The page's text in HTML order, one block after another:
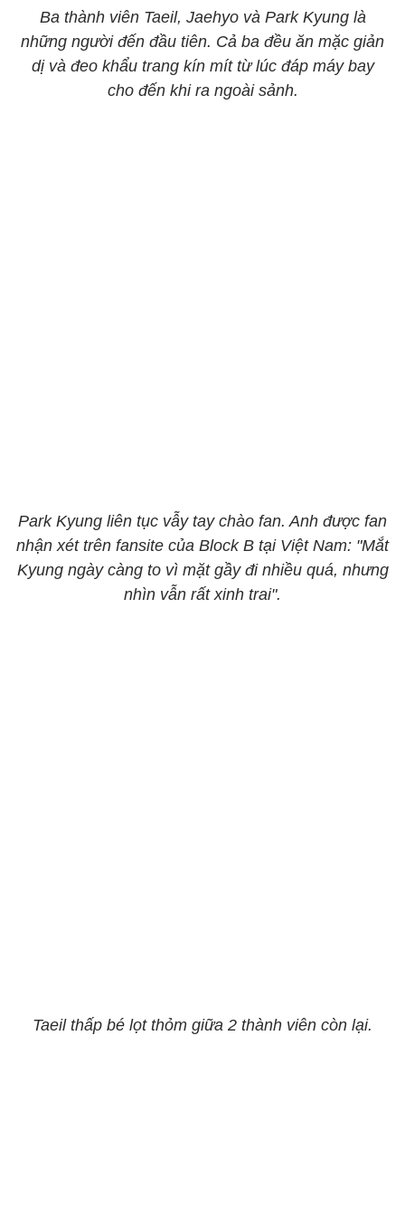
Ba thành viên Taeil, Jaehyo và Park Kyung là
những người đến đầu tiên. Cả ba đều ăn mặc giản
dị và đeo khẩu trang kín mít từ lúc đáp máy bay
cho đến khi ra ngoài sảnh.
Park Kyung liên tục vẫy tay chào fan. Anh được fan
nhận xét trên fansite của Block B tại Việt Nam: "Mắt
Kyung ngày càng to vì mặt gầy đi nhiều quá, nhưng
nhìn vẫn rất xinh trai".
Taeil thấp bé lọt thỏm giữa 2 thành viên còn lại.